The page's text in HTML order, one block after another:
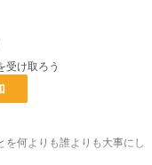
受け取ろう
を何よりも誰よりも大事にし